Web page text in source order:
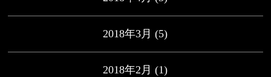
2018年3月 (5)
2018年2月 (1)